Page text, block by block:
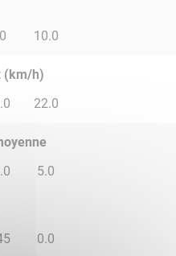
10.0
(km/h)
22.0
5.0
0.0